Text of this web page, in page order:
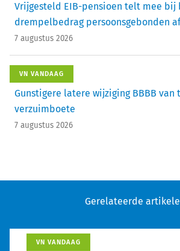
Vrijgesteld EIB-pensioen telt mee bij
drempelbedrag persoonsgebonden
7 augustus 2026
VN VANDAAG
Gunstigere latere wijziging BBBB van
verzuimboete
7 augustus 2026
Gerelateerde
VN VANDAAG